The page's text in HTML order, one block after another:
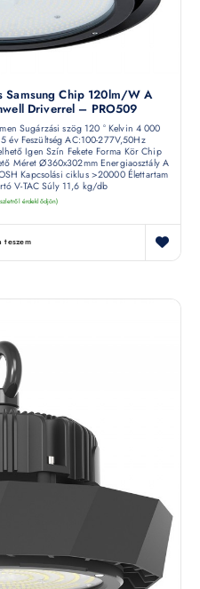
Samsung Chip 120lm/W A
Driverrel – PRO509
Sugárzási szög 120 ° Kelvin 4 000
év Feszültség AC:100-277V,50Hz
Igen Szín Fekete Forma Kör Chip
Méret Ø360x302mm Energiaosztály A
Kapcsolási ciklus >20000 Élettartam
V-TAC Súly 11,6 kg/db
érdeklődjön)
teszem